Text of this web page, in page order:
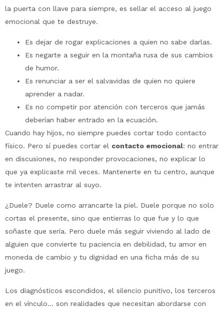
la puerta con llave para siempre, es sellar el acceso al juego
emocional que te destruye.
Es dejar de rogar explicaciones a quien no sabe darlas.
Es negarte a seguir en la montaña rusa de sus cambios
de humor.
Es renunciar a ser el salvavidas de quien no quiere
aprender a nadar.
Es no competir por atención con terceros que jamás
deberían haber entrado en la ecuación.
Cuando hay hijos, no siempre puedes cortar todo contacto
físico. Pero sí puedes cortar el contacto emocional: no entrar
en discusiones, no responder provocaciones, no explicar lo
que ya explicaste mil veces. Mantenerte en tu centro, aunque
te intenten arrastrar al suyo.
¿Duele? Duele como arrancarte la piel. Duele porque no solo
cortas el presente, sino que entierras lo que fue y lo que
soñaste que sería. Pero duele más seguir viviendo al lado de
alguien que convierte tu paciencia en debilidad, tu amor en
moneda de cambio y tu dignidad en una ficha más de su
juego.
Los diagnósticos escondidos, el silencio punitivo, los terceros
en el vínculo… son realidades que necesitan abordarse con